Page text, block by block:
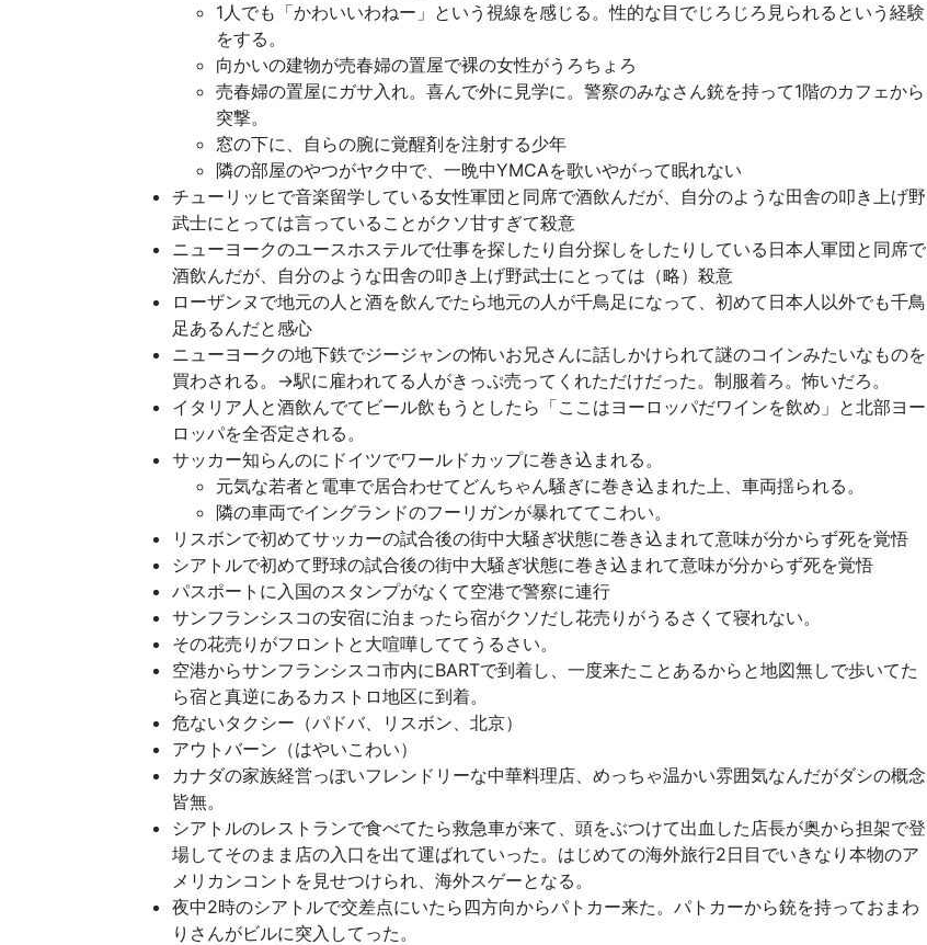
1人でも「かわいいわねー」という視線を感じる。性的な目でじろじろ見られるという経験
をする。
向かいの建物が売春婦の置屋で裸の女性がうろちょろ
売春婦の置屋にガサ入れ。喜んで外に見学に。警察のみなさん銃を持って1階のカフェから
突撃。
窓の下に、自らの腕に覚醒剤を注射する少年
隣の部屋のやつがヤク中で、一晩中YMCAを歌いやがって眠れない
チューリッヒで音楽留学している女性軍団と同席で酒飲んだが、自分のような田舎の叩き上げ野
武士にとっては言っていることがクソ甘すぎて殺意
ニューヨークのユースホステルで仕事を探したり自分探しをしたりしている日本人軍団と同席で
酒飲んだが、自分のような田舎の叩き上げ野武士にとっては（略）殺意
ローザンヌで地元の人と酒を飲んでたら地元の人が千鳥足になって、初めて日本人以外でも千鳥
足あるんだと感心
ニューヨークの地下鉄でジージャンの怖いお兄さんに話しかけられて謎のコインみたいなものを
買わされる。→駅に雇われてる人がきっぷ売ってくれただけだった。制服着ろ。怖いだろ。
イタリア人と酒飲んでてビール飲もうとしたら「ここはヨーロッパだワインを飲め」と北部ヨー
ロッパを全否定される。
サッカー知らんのにドイツでワールドカップに巻き込まれる。
元気な若者と電車で居合わせてどんちゃん騒ぎに巻き込まれた上、車両揺られる。
隣の車両でイングランドのフーリガンが暴れててこわい。
リスボンで初めてサッカーの試合後の街中大騒ぎ状態に巻き込まれて意味が分からず死を覚悟
シアトルで初めて野球の試合後の街中大騒ぎ状態に巻き込まれて意味が分からず死を覚悟
パスポートに入国のスタンプがなくて空港で警察に連行
サンフランシスコの安宿に泊まったら宿がクソだし花売りがうるさくて寝れない。
その花売りがフロントと大喧嘩しててうるさい。
空港からサンフランシスコ市内にBARTで到着し、一度来たことあるからと地図無しで歩いてた
ら宿と真逆にあるカストロ地区に到着。
危ないタクシー（パドバ、リスボン、北京）
アウトバーン（はやいこわい）
カナダの家族経営っぽいフレンドリーな中華料理店、めっちゃ温かい雰囲気なんだがダシの概念
皆無。
シアトルのレストランで食べてたら救急車が来て、頭をぶつけて出血した店長が奥から担架で登
場してそのまま店の入口を出て運ばれていった。はじめての海外旅行2日目でいきなり本物のア
メリカンコントを見せつけられ、海外スゲーとなる。
夜中2時のシアトルで交差点にいたら四方向からパトカー来た。パトカーから銃を持っておまわ
りさんがビルに突入してった。